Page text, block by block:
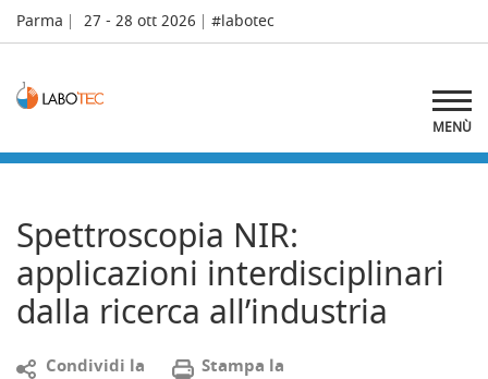
Parma 27 - 28 ott 2026 #labotec
MENÙ
Spettroscopia NIR:
applicazioni interdisciplinari
dalla ricerca all’industria
Condividi la Stampa la